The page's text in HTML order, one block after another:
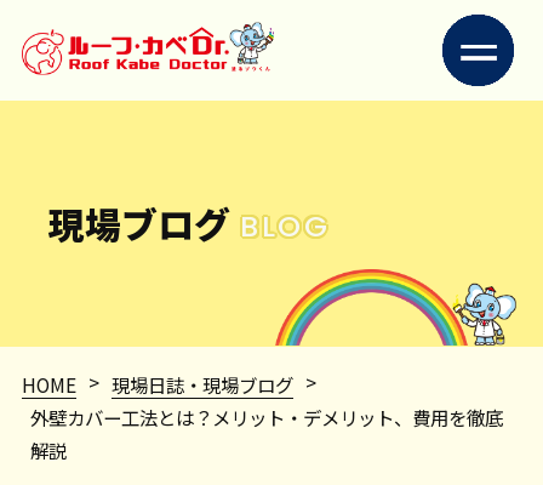
現場ブログ BLOG
HOME > 現場日誌・現場ブログ >
外壁カバー工法とは？メリット・デメリット、費用を徹底
解説